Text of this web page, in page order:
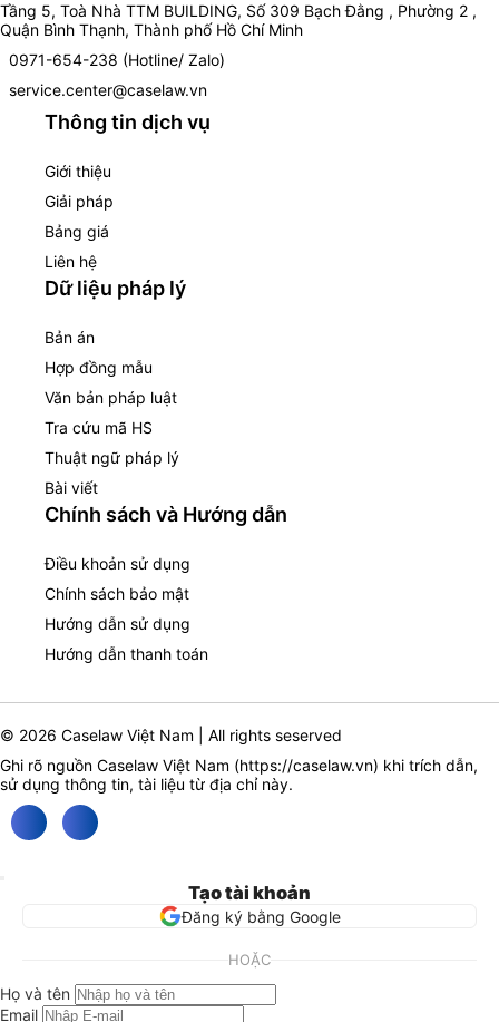
Tầng 5, Toà Nhà TTM BUILDING, Số 309 Bạch Đằng , Phường 2 ,
Quận Bình Thạnh, Thành phố Hồ Chí Minh
0971-654-238 (Hotline/ Zalo)
service.center@caselaw.vn
Thông tin dịch vụ
Giới thiệu
Giải pháp
Bảng giá
Liên hệ
Dữ liệu pháp lý
Bản án
Hợp đồng mẫu
Văn bản pháp luật
Tra cứu mã HS
Thuật ngữ pháp lý
Bài viết
Chính sách và Hướng dẫn
Điều khoản sử dụng
Chính sách bảo mật
Hướng dẫn sử dụng
Hướng dẫn thanh toán
© 2026 Caselaw Việt Nam | All rights seserved
Ghi rõ nguồn Caselaw Việt Nam (https://caselaw.vn) khi trích dẫn,
sử dụng thông tin, tài liệu từ địa chỉ này.
Tạo tài khoản
Đăng ký bằng Google
HOẶC
Họ và tên
Email